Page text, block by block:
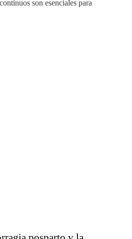
son esenciales para